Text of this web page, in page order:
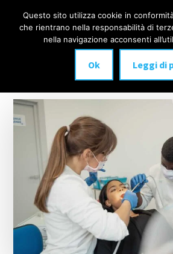
Additional
menu
IMPLANTOLOGIA
DENTALE
anche
a
carico
immediato!
Questo sito utilizza cookie in
che rientrano nella responsabilità di
nella navigazione acconsenti
Ok Leggi di